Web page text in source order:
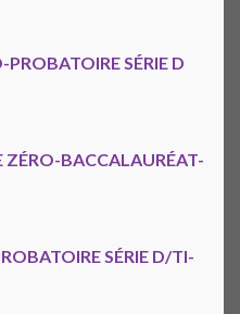
SÉRIE D
BACCALAURÉAT-
SÉRIE D/TI-